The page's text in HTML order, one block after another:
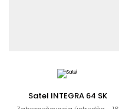
Satel INTEGRA 64 SK